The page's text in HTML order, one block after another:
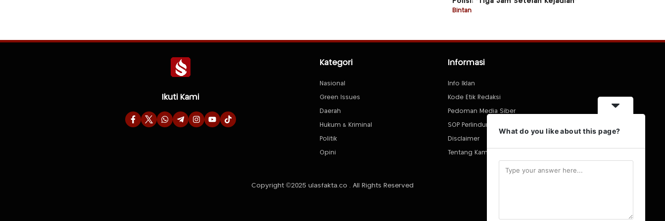
Bintan
Ikuti Kami
Kategori
Nasional
Green Issues
Daerah
Hukum & Kriminal
Politik
Opini
Informasi
Info Iklan
Kode Etik Redaksi
Pedoman Media Siber
SOP Perlindungan Wartawan
Disclaimer
Tentang Kami
Copyright ©2025 ulasfakta.co . All Rights Reserved
What do you like about this page?